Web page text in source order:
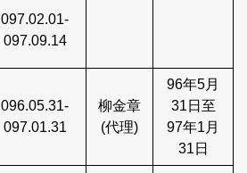
097.02.01-
097.09.14
096.05.31-
097.01.31
柳金章
(代理)
96年5月
31日至
97年1月
31日